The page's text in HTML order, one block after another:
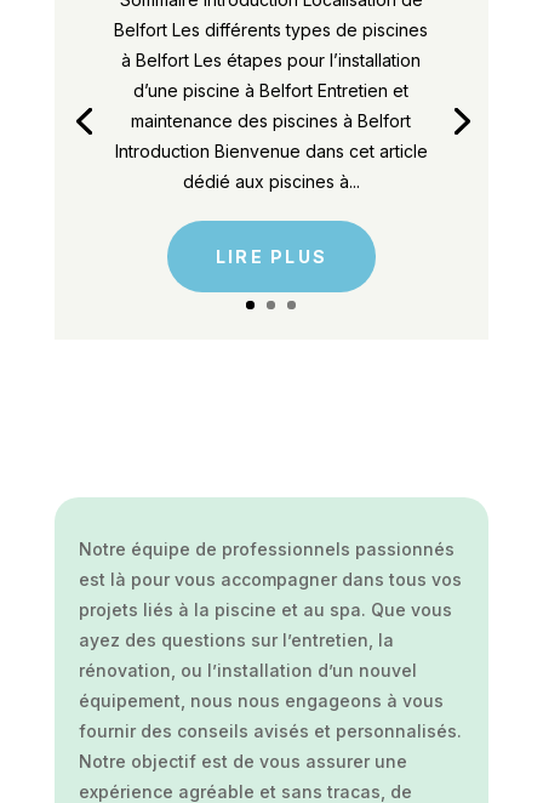
Belfort Les différents types de piscines
à Belfort Les étapes pour l’installation
d’une piscine à Belfort Entretien et
maintenance des piscines à Belfort
Introduction Bienvenue dans cet article
dédié aux piscines à...
LIRE PLUS
Notre équipe de professionnels passionnés
est là pour vous accompagner dans tous vos
projets liés à la piscine et au spa. Que vous
ayez des questions sur l’entretien, la
rénovation, ou l’installation d’un nouvel
équipement, nous nous engageons à vous
fournir des conseils avisés et personnalisés.
Notre objectif est de vous assurer une
expérience agréable et sans tracas, de